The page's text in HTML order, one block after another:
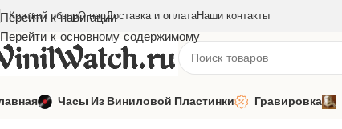
Перейти к навигации
Перейти к основному содержимому
Краткий обзорО насДоставка и оплатаНаши контакты
Часы Из Виниловой Пластинки Гравировка
Главная
Профессии, хобби